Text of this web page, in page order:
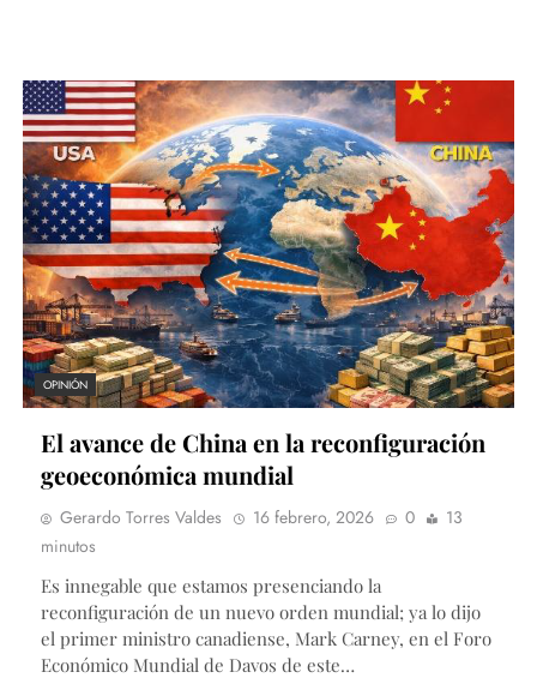
OPINIÓN
El avance de China en la reconfiguración
geoeconómica mundial
Gerardo Torres Valdes 16 febrero, 2026 0
13
minutos
Es innegable que estamos presenciando la
reconfiguración de un nuevo orden mundial; ya lo dijo
el primer ministro canadiense, Mark Carney, en el Foro
Económico Mundial de Davos de este…